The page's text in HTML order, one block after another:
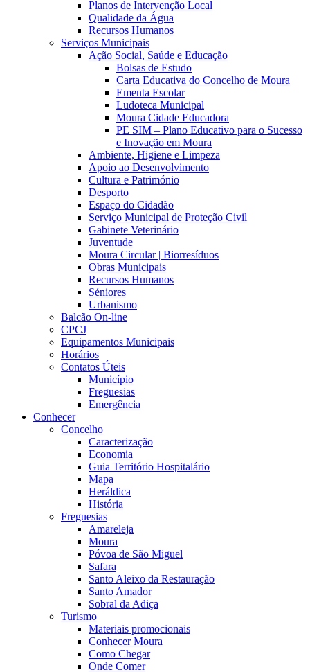
Planos de Intervenção Local
Qualidade da Água
Recursos Humanos
Serviços Municipais
Ação Social, Saúde e Educação
Bolsas de Estudo
Carta Educativa do Concelho de Moura
Ementa Escolar
Ludoteca Municipal
Moura Cidade Educadora
PE SIM – Plano Educativo para o Sucesso
e Inovação em Moura
Ambiente, Higiene e Limpeza
Apoio ao Desenvolvimento
Cultura e Património
Desporto
Espaço do Cidadão
Serviço Municipal de Proteção Civil
Gabinete Veterinário
Juventude
Moura Circular | Biorresíduos
Obras Municipais
Recursos Humanos
Séniores
Urbanismo
Balcão On-line
CPCJ
Equipamentos Municipais
Horários
Contatos Úteis
Município
Freguesias
Emergência
Conhecer
Concelho
Caracterização
Economia
Guia Território Hospitalário
Mapa
Heráldica
História
Freguesias
Amareleja
Moura
Póvoa de São Miguel
Safara
Santo Aleixo da Restauração
Santo Amador
Sobral da Adiça
Turismo
Materiais promocionais
Conhecer Moura
Como Chegar
Onde Comer